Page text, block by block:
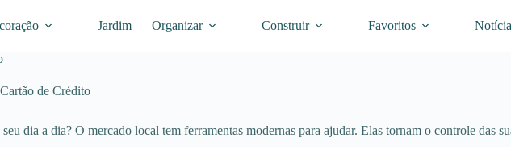
Jardim Organizar Construir Favoritos
Cartão de Crédito
dia a dia? O mercado local tem ferramentas modernas para ajudar. Elas tornam o controle das